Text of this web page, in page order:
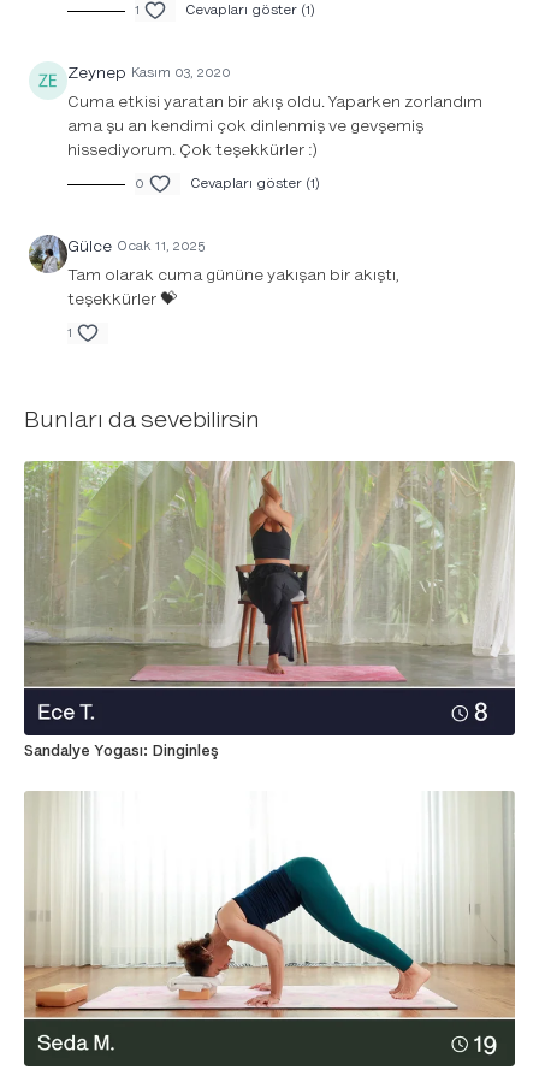
1 Cevapları göster (1)
Zeynep Kasım 03, 2020
Cuma etkisi yaratan bir akış oldu. Yaparken zorlandım
ama şu an kendimi çok dinlenmiş ve gevşemiş
hissediyorum. Çok teşekkürler :)
0 Cevapları göster (1)
Gülce Ocak 11, 2025
Tam olarak cuma gününe yakışan bir akıştı,
teşekkürler 💝
1
Bunları da sevebilirsin
Sandalye Yogası: Dinginleş